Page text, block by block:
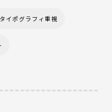
タイポグラフィ重視